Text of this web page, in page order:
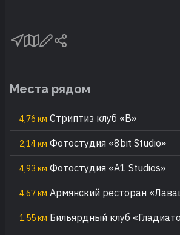
Места рядом
4,76 км Стриптиз клуб «В»
2,14 км Фотостудия «8bit Studio»
4,93 км Фотостудия «A1 Studios»
4,67 км Армянский ресторан
1,55 км Бильярдный клуб